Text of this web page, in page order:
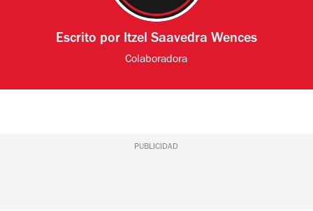
Escrito por Itzel Saavedra Wences
Colaboradora
PUBLICIDAD